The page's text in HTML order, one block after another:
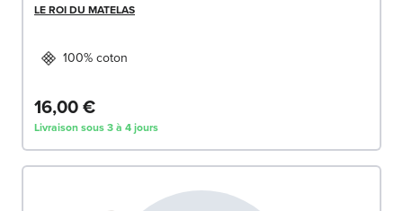
LE ROI DU MATELAS
100% coton
16,00 €
Livraison sous 3 à 4 jours